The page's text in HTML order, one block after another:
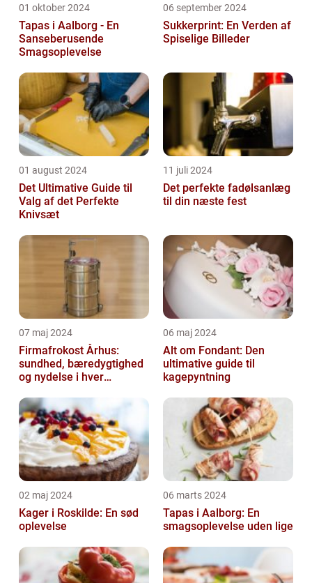
01 oktober 2024
Tapas i Aalborg - En
Sanseberusende
Smagsoplevelse
06 september 2024
Sukkerprint: En Verden af
Spiselige Billeder
01 august 2024
Det Ultimative Guide til
Valg af det Perfekte
Knivsæt
11 juli 2024
Det perfekte fadølsanlæg
til din næste fest
07 maj 2024
Firmafrokost Århus:
sundhed, bæredygtighed
og nydelse i hver
06 maj 2024
Alt om Fondant: Den
ultimative guide til
kagepyntning
02 maj 2024
Kager i Roskilde: En sød
oplevelse
06 marts 2024
Tapas i Aalborg: En
smagsoplevelse uden lige